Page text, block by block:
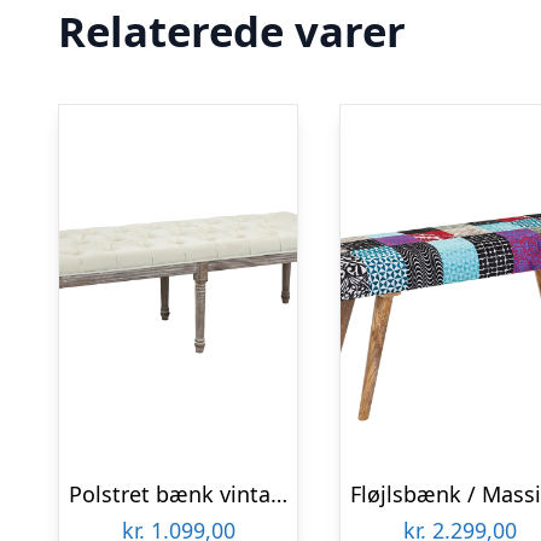
Relaterede varer
Polstret bænk vintage sengebænk med knapper velour touch gummitræ beige 142 x 47 x 51 cm
kr. 1.099,00 kr. 2.299,00